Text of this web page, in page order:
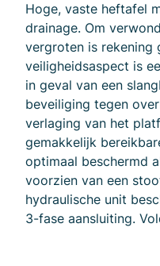
Hoge, vaste heftafel
drainage. Om
vergroten is rekening
veiligheidsaspect is
in geval van een
beveiliging tegen
verlaging van het
gemakkelijk
optimaal beschermd
voorzien van een
hydraulische unit
3-fase aansluiting.